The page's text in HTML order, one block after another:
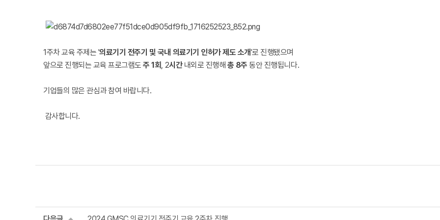
1주차 교육 주제는 '의료기기 전주기 및 국내 의료기기 인허가 제도 소개'로 진행됐으며
앞으로 진행되는 교육 프로그램도주 1회 , 2시간내외로 진행해 총 8주동안 진행됩니다.
기업들의 많은 관심과 참여 바랍니다.
감사합니다.